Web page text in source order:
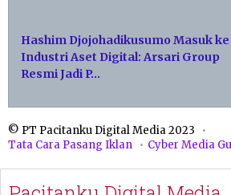
Hashim Djojohadikusumo Masuk ke
Industri Aset Digital: Arsari Group
Resmi Jadi P…
© PT Pacitanku Digital Media 2023
Tata Cara Pasang Iklan
Cyber Media